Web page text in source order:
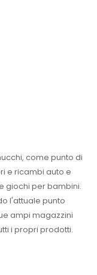
come punto di
e ricambi auto e
giochi per bambini.
l'attuale punto
ampi magazzini
i propri prodotti.